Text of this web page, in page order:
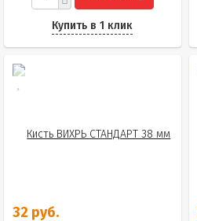
Купить в 1 клик
32 руб.